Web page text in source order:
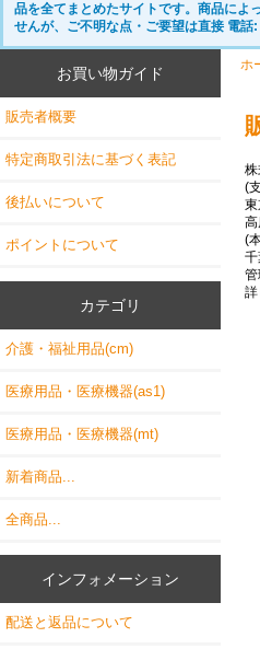
品を全てまとめたサイトです。商品によ
せんが、ご不明な点・ご要望は直接 電
お買い物ガイド
販売者概要
特定商取引法に基づく表記
後払いについて
ポイントについて
カテゴリ
介護・福祉用品(cm)
医療用品・医療機器(as1)
医療用品・医療機器(mt)
新着商品...
全商品...
インフォメーション
配送と返品について
ホ
株
(
東
(
千
詳